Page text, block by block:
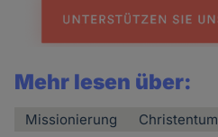
Mehr lesen über:
Missionierung Christentum